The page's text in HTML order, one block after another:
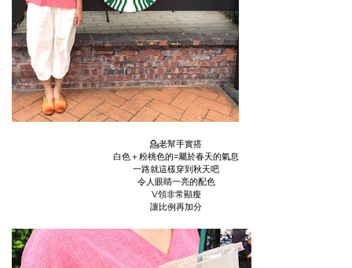
💁老幫手實搭
白色＋粉桃色的=屬於春天的氣息
一路就這樣穿到秋天吧
令人眼睛一亮的配色
V領非常顯瘦
讓比例再加分